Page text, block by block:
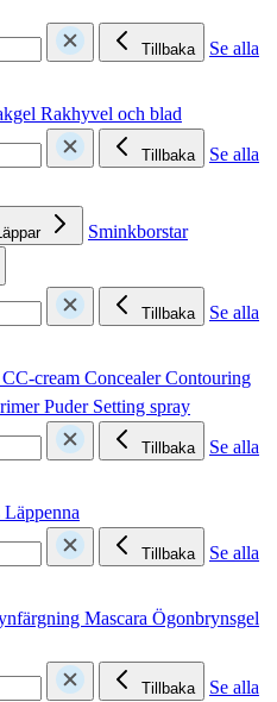
Tillbaka
Se alla
Rakhyvel och blad
Tillbaka
Se alla
Sminkborstar
Tillbaka
Se alla
CC-cream ConcealerContouring
Puder Setting spray
Tillbaka
Se alla
Läppenna
Tillbaka
Se alla
Mascara Ögonbrynsgel
Tillbaka
Se alla